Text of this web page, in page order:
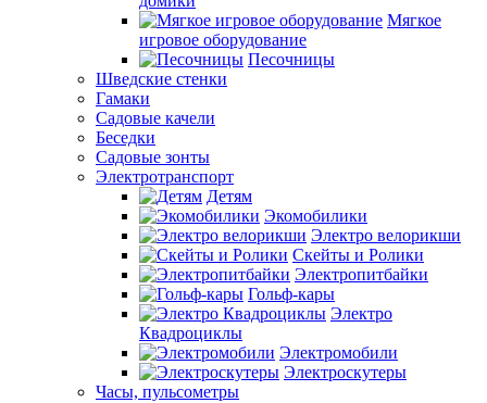
Мягкое
игровое оборудование
Песочницы
Шведские стенки
Гамаки
Садовые качели
Беседки
Садовые зонты
Электротранспорт
Детям
Экомобилики
Электро велорикши
Скейты и Ролики
Электропитбайки
Гольф-кары
Электро
Квадроциклы
Электромобили
Электроскутеры
Часы, пульсометры